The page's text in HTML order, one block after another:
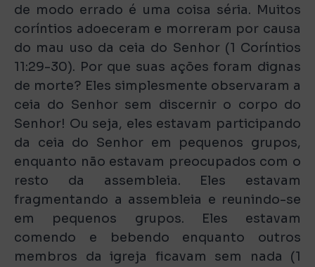
de modo errado é uma coisa séria. Muitos
coríntios adoeceram e morreram por causa
do mau uso da ceia do Senhor (1 Coríntios
11:29-30). Por que suas ações foram dignas
de morte? Eles simplesmente observaram a
ceia do Senhor sem discernir o corpo do
Senhor! Ou seja, eles estavam participando
da ceia do Senhor em pequenos grupos,
enquanto não estavam preocupados com o
resto da assembleia. Eles estavam
fragmentando a assembleia e reunindo-se
em pequenos grupos. Eles estavam
comendo e bebendo enquanto outros
membros da igreja ficavam sem nada (1